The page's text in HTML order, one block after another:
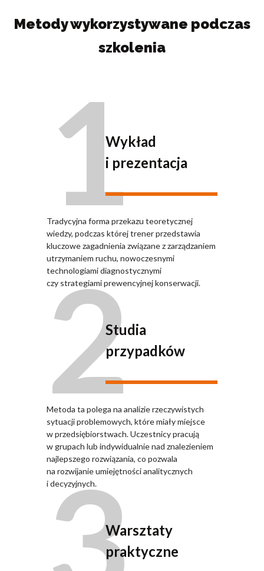
Metody wykorzystywane podczas
szkolenia
1Wykład
i prezentacja
Tradycyjna forma przekazu teoretycznej
wiedzy, podczas której trener przedstawia
kluczowe zagadnienia związane z zarządzaniem
utrzymaniem ruchu, nowoczesnymi
technologiami diagnostycznymi
czy strategiami prewencyjnej konserwacji.
2
Studia
przypadków
Metoda ta polega na analizie rzeczywistych
sytuacji problemowych, które miały miejsce
w przedsiębiorstwach. Uczestnicy pracują
w grupach lub indywidualnie nad znalezieniem
najlepszego rozwiązania, co pozwala
na rozwijanie umiejętności analitycznych
i decyzyjnych.
Warsztaty
praktyczne